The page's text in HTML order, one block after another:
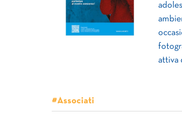
attiva
#Associati